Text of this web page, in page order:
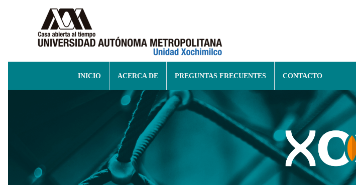
INICIO ACERCA DE PREGUNTAS FRECUENTES CONTACTO